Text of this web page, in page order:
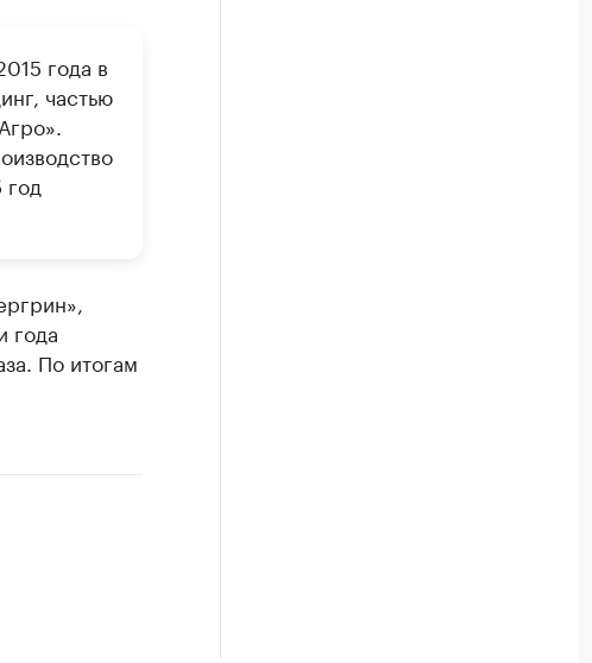
года в
частью
года
По итогам